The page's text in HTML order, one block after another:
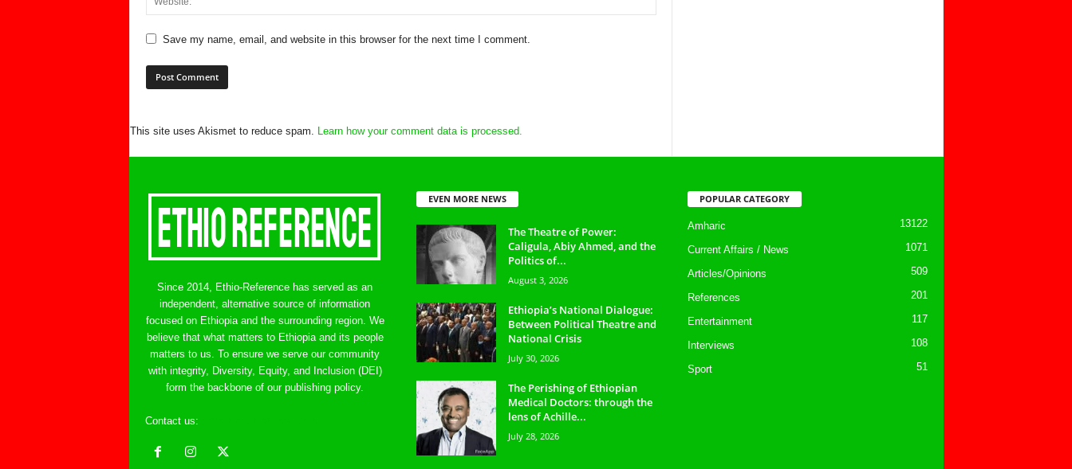
Save my name, email, and website in this browser for the next time I comment.
This site uses Akismet to reduce spam. Learn how your comment data is processed.
Since 2014, Ethio-Reference has served as an
independent, alternative source of information
focused on Ethiopia and the surrounding region. We
believe that what matters to Ethiopia and its people
matters to us. To ensure we serve our community
with integrity, Diversity, Equity, and Inclusion (DEI)
form the backbone of our publishing policy.
Contact us:
EVEN MORE NEWS
The Theatre of Power:
Caligula, Abiy Ahmed, and the
Politics of...
August 3, 2026
Ethiopia’s National Dialogue:
Between Political Theatre and
National Crisis
July 30, 2026
The Perishing of Ethiopian
Medical Doctors: through the
lens of Achille...
July 28, 2026
POPULAR CATEGORY
Amharic 13122
Current Affairs / News 1071
Articles/Opinions 509
References 201
Entertainment 117
Interviews 108
Sport 51